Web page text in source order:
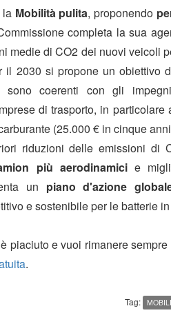
la Mobilità pulita, proponendo
completa la sua
medie di CO2 dei nuovi veicoli
il 2030 si propone un obiettivo
sono coerenti con gli
di trasporto, in
(25.000 € in cinque
riduzioni delle emissioni
più aerodinamicie
un piano d'azione
e sostenibile per le batterie
piaciuto e vuoi rimanere
.
Tag: